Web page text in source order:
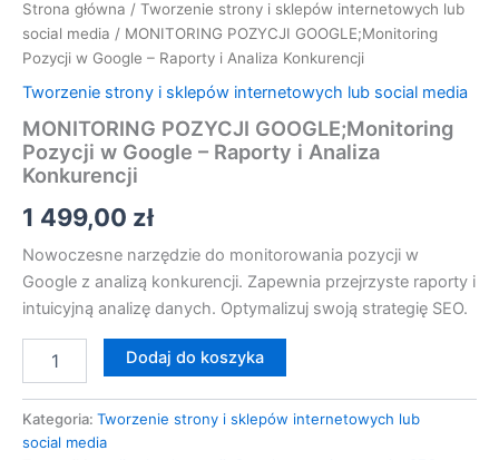
Strona główna / Tworzenie strony i sklepów internetowych lub
social media / MONITORING POZYCJI GOOGLE;Monitoring
Pozycji w Google – Raporty i Analiza Konkurencji
Tworzenie strony i sklepów internetowych lub social media
MONITORING POZYCJI GOOGLE;Monitoring
Pozycji w Google – Raporty i Analiza
Konkurencji
1 499,00 zł
Nowoczesne narzędzie do monitorowania pozycji w
Google z analizą konkurencji. Zapewnia przejrzyste raporty i
intuicyjną analizę danych. Optymalizuj swoją strategię SEO.
Dodaj do koszyka
Kategoria: Tworzenie strony i sklepów internetowych lub
social media